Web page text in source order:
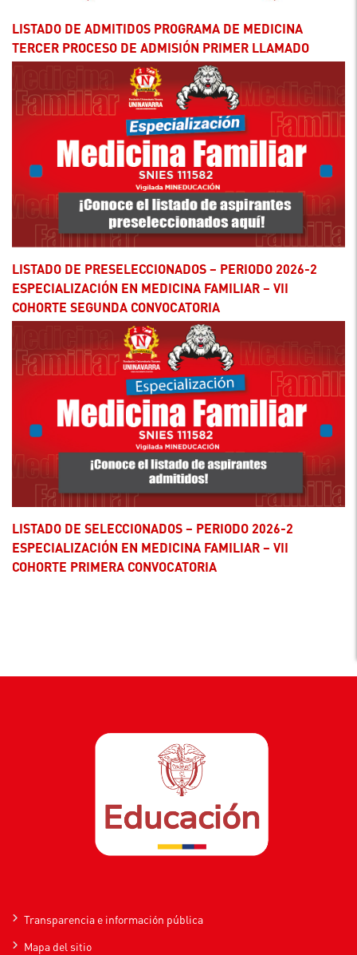
LISTADO DE ADMITIDOS PROGRAMA DE MEDICINA
TERCER PROCESO DE ADMISIÓN PRIMER LLAMADO
LISTADO DE PRESELECCIONADOS – PERIODO 2026-2
ESPECIALIZACIÓN EN MEDICINA FAMILIAR – VII
COHORTE SEGUNDA CONVOCATORIA
LISTADO DE SELECCIONADOS – PERIODO 2026-2
ESPECIALIZACIÓN EN MEDICINA FAMILIAR – VII
COHORTE PRIMERA CONVOCATORIA
Transparencia e información pública
Mapa del sitio